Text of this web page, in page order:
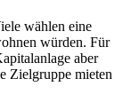
wählen eine
würden. Für
aber
Zielgruppe mieten